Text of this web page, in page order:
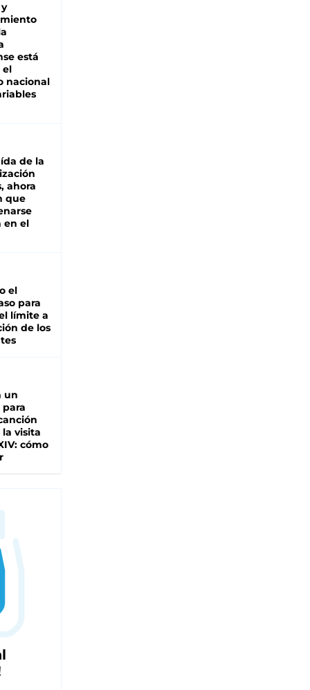
está
el
nacional
de la
ahora
que
en el
el
para
límite a
de los
un
para
visita
cómo